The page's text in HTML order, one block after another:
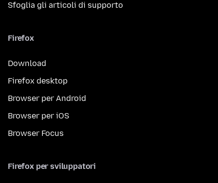
Sfoglia gli articoli di supporto
Firefox
Download
Firefox desktop
Browser per Android
Browser per iOS
Browser Focus
Firefox per sviluppatori